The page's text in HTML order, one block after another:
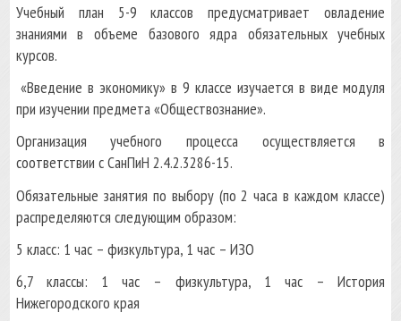
Учебный план 5-9 классов предусматривает овладение
знаниями в объеме базового ядра обязательных учебных
курсов.
«Введение в экономику» в 9 классе изучается в виде модуля
при изучении предмета «Обществознание».
Организация учебного процесса осуществляется в
соответствии с СанПиН 2.4.2.3286-15.
Обязательные занятия по выбору (по 2 часа в каждом классе)
распределяются следующим образом:
5 класс: 1 час – физкультура, 1 час – ИЗО
6,7 классы: 1 час – физкультура, 1 час – История
Нижегородского края